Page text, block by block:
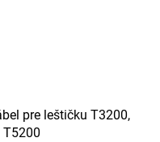
pre leštičku T3200,
T5200